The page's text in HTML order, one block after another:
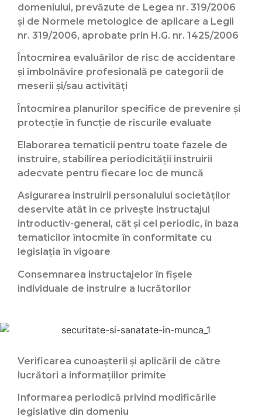
domeniului, prevăzute de Legea nr. 319/2006
şi de Normele metologice de aplicare a Legii
nr. 319/2006, aprobate prin H.G. nr. 1425/2006
Întocmirea evaluărilor de risc de accidentare
şi îmbolnăvire profesională pe categorii de
meserii şi/sau activităţi
Întocmirea planurilor specifice de prevenire şi
protecţie în funcţie de riscurile evaluate
Elaborarea tematicii pentru toate fazele de
instruire, stabilirea periodicităţii instruirii
adecvate pentru fiecare loc de muncă
Asigurarea instruirii personalului societăţilor
deservite atât în ce priveşte instructajul
introductiv-general, cât şi cel periodic, în baza
tematicilor întocmite în conformitate cu
legislaţia în vigoare
Consemnarea instructajelor în fişele
individuale de instruire a lucrătorilor
Verificarea cunoaşterii şi aplicării de către
lucrători a informaţiilor primite
Informarea periodică privind modificările
legislative din domeniu